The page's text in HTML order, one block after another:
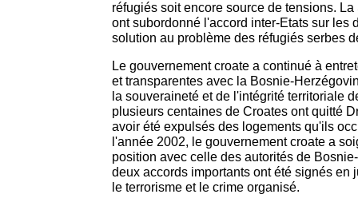
réfugiés soit encore source de tensions.
ont subordonné l'accord inter-Etats sur les
solution au problème des réfugiés serbes
Le gouvernement croate a continué à
et transparentes avec la Bosnie-
la souveraineté et de l'intégrité territoriale
plusieurs centaines de Croates ont quitté
avoir été expulsés des logements qu'ils
l'année 2002, le gouvernement croate a
position avec celle des autorités de
deux accords importants ont été signés en
le terrorisme et le crime organisé.